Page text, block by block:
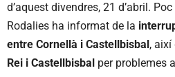
d’aquest divendres, 21 d’abril.
Rodalies ha informat de la
entre Cornellà i Castellbisbal, així
Rei i Castellbisbal per problemes